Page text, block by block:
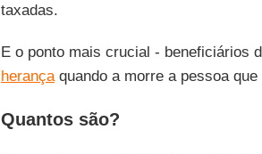
taxadas.
E o ponto mais crucial - beneficiários
herançaquando a morre a pessoa
Quantos são?